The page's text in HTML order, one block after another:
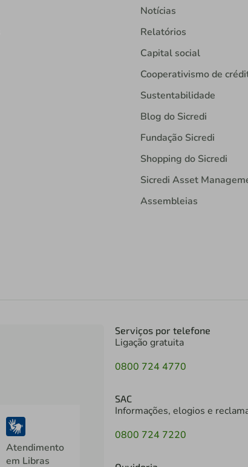
Notícias
Relatórios
Capital social
Cooperativismo de
Sustentabilidade
Blog do Sicredi
Fundação Sicredi
Shopping do Sicredi
Sicredi Asset
Assembleias
Atendimento
em Libras
Serviços por telefone
Ligação gratuita
0800 724 4770
SAC
Informações, elogios e
0800 724 7220